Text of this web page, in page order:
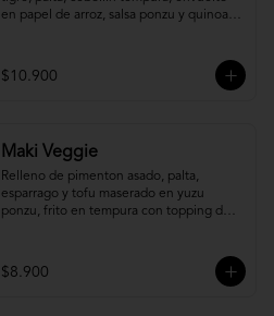
en papel de arroz, salsa ponzu y quinoa
$10.900
Maki Veggie
Relleno de pimenton asado, palta,
esparrago y tofu maserado en yuzu
ponzu, frito en tempura con topping de
$8.900